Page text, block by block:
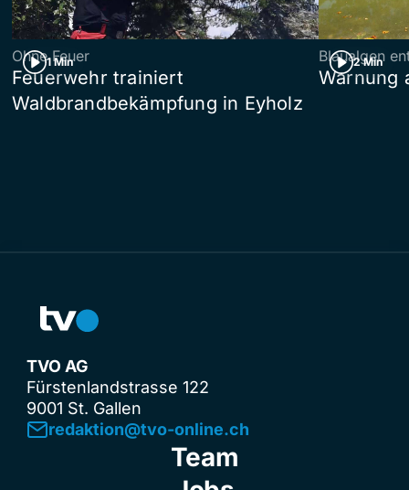
1 Min
Ohne Feuer
Feuerwehr trainiert
Waldbrandbekämpfung in Eyholz
2 Min
Blaualgen
Warnung
TVO AG
Fürstenlandstrasse 122
9001 St. Gallen
redaktion@tvo-online.ch
Team